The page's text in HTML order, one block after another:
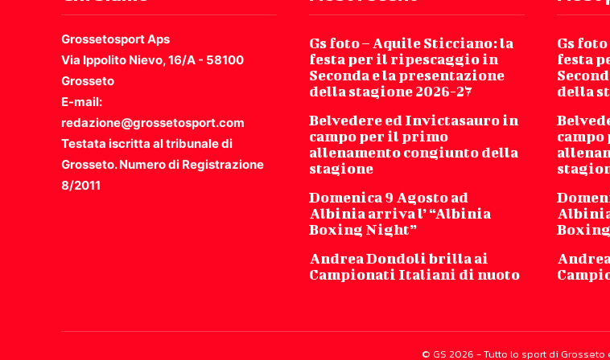
Grossetosport Aps
Via Ippolito Nievo, 16/A - 58100
Grosseto
E-mail:
redazione@grossetosport.com
Testata iscritta al tribunale di
Grosseto. Numero di Registrazione
8/2011
Gs foto – Aquile Sticciano: la
festa per il ripescaggio in
Seconda e la presentazione
della stagione 2026-27
Belvedere ed Invictasauro in
campo per il primo
allenamento congiunto della
stagione
Domenica 9 Agosto ad
Albinia arriva l’ “Albinia
Boxing Night”
Andrea Dondoli brilla ai
Campionati Italiani di nuoto
Gs
festa
della
© GS 2026 - Tutto lo sport di Grosseto